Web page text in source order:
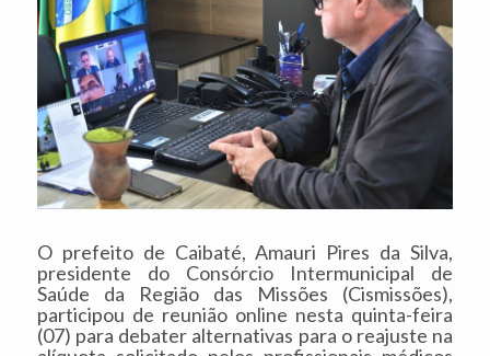
O prefeito de Caibaté, Amauri Pires da Silva,
presidente do Consórcio Intermunicipal de
Saúde da Região das Missões (Cismissões),
participou de reunião online nesta quinta-feira
(07) para debater alternativas para o reajuste na